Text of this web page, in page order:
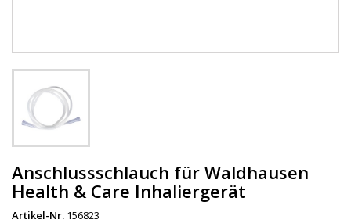
Anschlussschlauch für Waldhausen
Health & Care Inhaliergerät
Artikel-Nr. 156823